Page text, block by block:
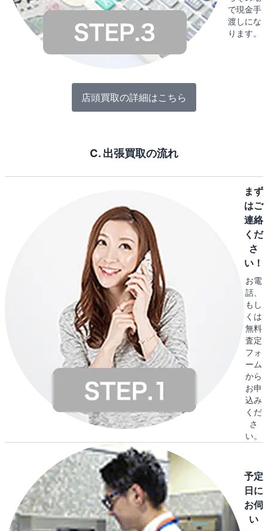
で現金手
渡しにな
ります。
店頭買取の詳細はこちら
C. 出張買取の流れ
まず
はご
連絡
くだ
さ
い！
お電
話、
もし
くは
無料
査定
フォ
ーム
から
お申
込み
くだ
さ
い。
予定
日に
お伺
い